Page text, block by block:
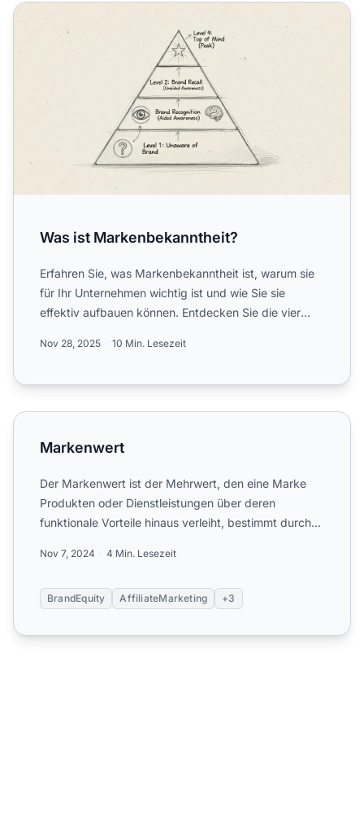
Was ist Markenbekanntheit?
Was ist Markenbekanntheit?
Erfahren Sie, was Markenbekanntheit ist, warum sie
für Ihr Unternehmen wichtig ist und wie Sie sie
effektiv aufbauen können. Entdecken Sie die vier
Nov 28, 2025 10 Min. Lesezeit
Markenwert
Markenwert
Der Markenwert ist der Mehrwert, den eine Marke
Produkten oder Dienstleistungen über deren
funktionale Vorteile hinaus verleiht, bestimmt durch
Nov 7, 2024 4 Min. Lesezeit
BrandEquity AffiliateMarketing +3